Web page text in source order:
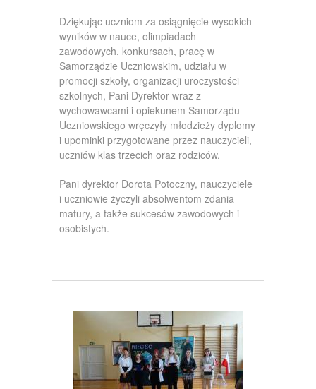
Dziękując uczniom za osiągnięcie wysokich
wyników w nauce, olimpiadach
zawodowych, konkursach, pracę w
Samorządzie Uczniowskim, udziału w
promocji szkoły, organizacji uroczystości
szkolnych, Pani Dyrektor wraz z
wychowawcami i opiekunem Samorządu
Uczniowskiego wręczyły młodzieży dyplomy
i upominki przygotowane przez nauczycieli,
uczniów klas trzecich oraz rodziców.
Pani dyrektor Dorota Potoczny, nauczyciele
i uczniowie życzyli absolwentom zdania
matury, a także sukcesów zawodowych i
osobistych.